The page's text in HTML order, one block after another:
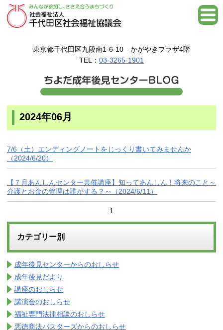
東京都千代田区九段南1-6-10 かがやきプラザ4階
TEL： 03-3265-1901
2024年06月
7/6（土）エンディングノートをじっくり書いてみませんか
（2024/6/20）
【７月あんしんセンター共催講座】知ってあんしん！将来のこと～
介護とお金の管理は誰がする？～（2024/6/11）
1
カテゴリー別
成年後見センターからのおしらせ
成年後見だより
講座のおしらせ
講演会のおしらせ
福祉専門法律相談のおしらせ
悪徳商法バスターズからのおしらせ